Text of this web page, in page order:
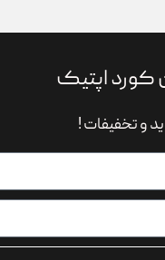
کورد اپتیک
و تخفیفات !